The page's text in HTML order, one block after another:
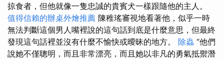
掠食者，但他就像一隻忠誠的貴賓犬一樣跟隨他的主人。
值得信賴的辦桌外燴推薦 陳稚瑤審視地看著他，似乎一時
無法判斷這個男人嘴裡說的這句話到底是什麼意思，但最終
發現這句話裡並沒有什麼不愉快或曖昧的地方。 除蟲 “他們
說她不僅聰明，而且非常漂亮，而且她以非凡的勇氣抵禦潛